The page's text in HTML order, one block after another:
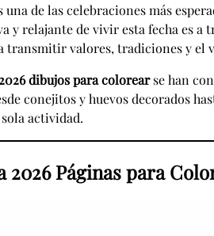
una de las celebraciones más
y relajante de vivir esta fecha es a
transmitir valores, tradiciones y el
dibujos para colorearse han
conejitos y huevos decorados
actividad.
2026 Páginas para